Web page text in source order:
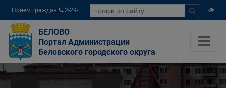
Прием граждан
2-29-
04
БЕЛОВО
Портал Администрации
Беловского городского округа